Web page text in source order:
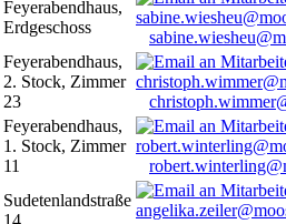
Feyerabendhaus,
Erdgeschoss
Feyerabendhaus,
2. Stock, Zimmer
23
Feyerabendhaus,
1. Stock, Zimmer
11
Sudetenlandstraße
14